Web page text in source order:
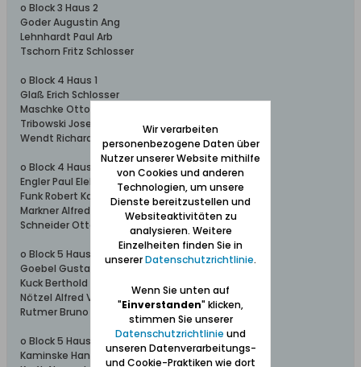
o Block 3 Haus 2
Goder Augustin Ang
Lehnhardt Paul Arb
Tschorn Fritz Schlosser
o Block 4 Haus 1
Glaß Erich Schlosser
Maschke Otto Brenner
Tribowski Josef Schlosser
Wendt Richard Schlosser
o Block 4 Haus 2
Engler Paul Elektrohelfer
Funk Robert Kalkulator
Markner Alfred Lohnverrechner
Schneider Otto Brenner
o Block 5 Haus 1
Goebel Gustav Dreher
Kuck Berthold Elektriker
Nötzel Alfred Verstemmer
Rutmer Bruno Tischlermstr
o Block 5 Haus 2
Kaminske Hans
Wir verarbeiten
personenbezogene Daten über
Nutzer unserer Website mithilfe
von Cookies und anderen
Technologien, um unsere
Dienste bereitzustellen und
Websiteaktivitäten zu
analysieren. Weitere
Einzelheiten finden Sie in
unsererDatenschutzrichtlinie.
Wenn Sie unten auf
"Einverstanden" klicken,
stimmen Sie unserer
Datenschutzrichtlinie und
unseren Datenverarbeitungs-
und Cookie-Praktiken wie dort